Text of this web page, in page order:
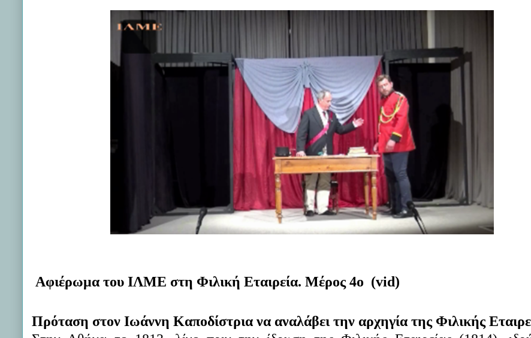
Αφιέρωμα του ΙΛΜΕ στη Φιλική Εταιρεία. Μέρος 4ο (vid)
Πρόταση στον Ιωάννη Καποδίστρια να αναλάβει την αρχηγία της Φιλικής